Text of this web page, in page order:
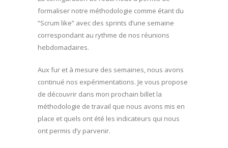
formaliser notre méthodologie comme étant du
“Scrum like” avec des sprints d’une semaine
correspondant au rythme de nos réunions
hebdomadaires.
Aux fur et à mesure des semaines, nous avons
continué nos expérimentations. Je vous propose
de découvrir dans mon prochain billet la
méthodologie de travail que nous avons mis en
place et quels ont été les indicateurs qui nous
ont permis d’y parvenir.